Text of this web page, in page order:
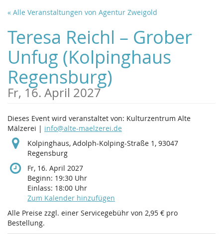
Zum
Inhalt
springen
« Alle Veranstaltungen von Agentur Zweigold
Teresa Reichl – Grober
Unfug (Kolpinghaus
Regensburg)
Fr, 16. April 2027
Dieses Event wird veranstaltet von: Kulturzentrum Alte
Mälzerei | info@alte-maelzerei.de
Kolpinghaus, Adolph-Kolping-Straße 1, 93047
Regensburg
Fr, 16. April 2027
Beginn: 19:30 Uhr
Einlass: 18:00 Uhr
Zum Kalender hinzufügen
Alle Preise zzgl. einer Servicegebühr von 2,95 € pro
Bestellung.